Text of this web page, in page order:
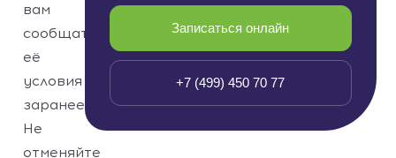
вам
сообщат
её
условия
заранее.
Не
отменяйте
Записаться онлайн
+7 (499) 450 70 77